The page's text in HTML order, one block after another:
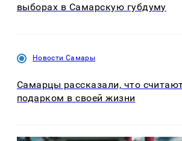
выборах в Самарскую губдуму
Новости Самары
Самарцы рассказали, что
подарком в своей жизни